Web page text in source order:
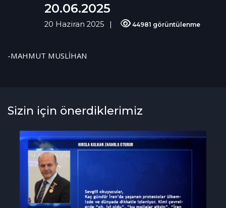
20.06.2025
20 Haziran 2025 44981 görüntülenme
-MAHMUT MUSLİHAN
Sizin için önerdiklerimiz